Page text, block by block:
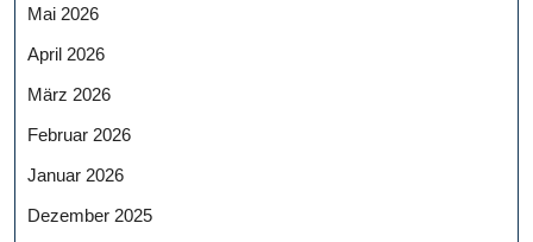
Mai 2026
April 2026
März 2026
Februar 2026
Januar 2026
Dezember 2025